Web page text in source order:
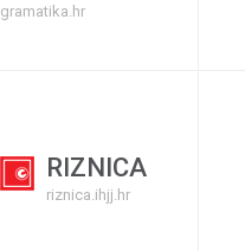
gramatika.hr
RIZNICA
riznica.ihjj.hr